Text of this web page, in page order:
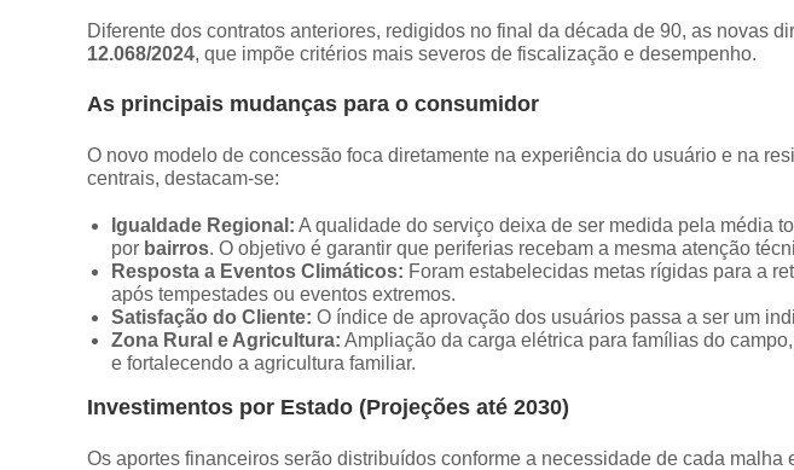
Diferente dos contratos anteriores, redigidos no final da década de 90, as novas
12.068/2024, que impõe critérios mais severos de fiscalização e desempenho.
As principais mudanças para o consumidor
O novo modelo de concessão foca diretamente na experiência do usuário e na
centrais, destacam-se:
Igualdade Regional: A qualidade do serviço deixa de ser medida pela média
por bairros. O objetivo é garantir que periferias recebam a mesma atenção
Resposta a Eventos Climáticos: Foram estabelecidas metas rígidas para a
após tempestades ou eventos extremos.
Satisfação do Cliente: O índice de aprovação dos usuários passa a ser um
Zona Rural e Agricultura: Ampliação da carga elétrica para famílias do
e fortalecendo a agricultura familiar.
Investimentos por Estado (Projeções até 2030)
Os aportes financeiros serão distribuídos conforme a necessidade de cada malha